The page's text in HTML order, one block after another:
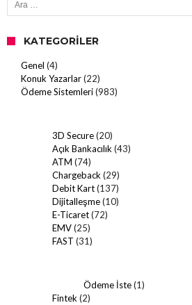
KATEGORILER
Genel (4)
Konuk Yazarlar(22)
Ödeme Sistemleri(983)
3D Secure(20)
Açık Bankacılık(43)
ATM (74)
Chargeback(29)
Debit Kart(137)
Dijitalleşme(10)
E-Ticaret(72)
EMV(25)
FAST (31)
Ödeme İste(1)
Fintek(2)